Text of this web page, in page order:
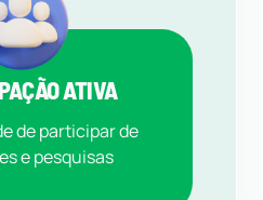
ATIVA
de participar de
e pesquisas